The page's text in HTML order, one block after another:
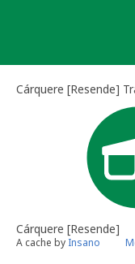
Cárquere [Resende]
Cárquere [Resende]
A cache by Insano